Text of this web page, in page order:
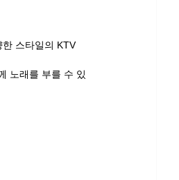
스타일의 KTV
노래를 부를 수 있